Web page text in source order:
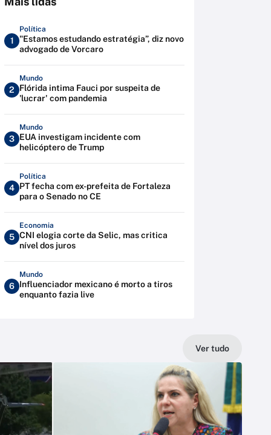
1
Política
"Estamos estudando estratégia”, diz novo
advogado de Vorcaro
2
Mundo
Flórida intima Fauci por suspeita de
'lucrar' com pandemia
3
Mundo
EUA investigam incidente com
helicóptero de Trump
4
Política
PT fecha com ex-prefeita de Fortaleza
para o Senado no CE
5
Economia
CNI elogia corte da Selic, mas critica
nível dos juros
6
Mundo
Influenciador mexicano é morto a tiros
enquanto fazia live
Ver tudo